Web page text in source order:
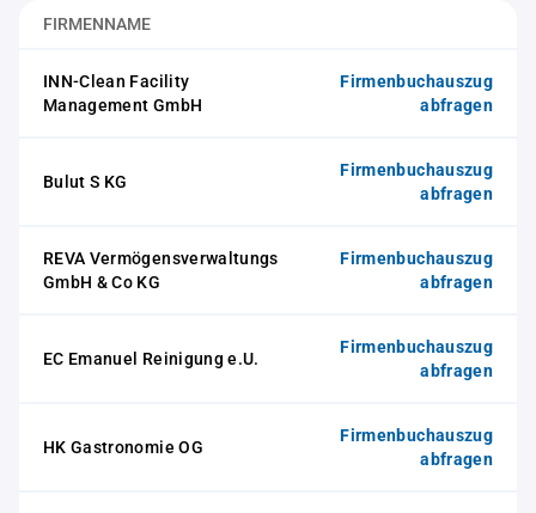
FIRMENNAME
INN-Clean Facility
Management GmbH
Firmenbuchauszug
abfragen
Bulut S KG
Firmenbuchauszug
abfragen
REVA Vermögensverwaltungs
GmbH & Co KG
Firmenbuchauszug
abfragen
EC Emanuel Reinigung e.U.
Firmenbuchauszug
abfragen
HK Gastronomie OG
Firmenbuchauszug
abfragen